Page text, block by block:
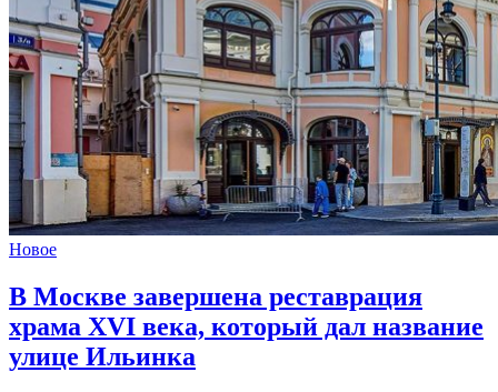
Новое
В Москве завершена реставрация
храма XVI века, который дал название
улице Ильинка